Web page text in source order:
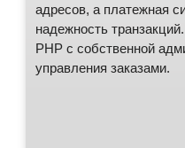
адресов, а платежная
надежность
PHP с собственной
управления заказами.